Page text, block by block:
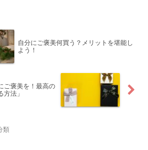
自分にご褒美何買う？メリットを堪能し
よう！
ご褒美を！最高の
方法」
類